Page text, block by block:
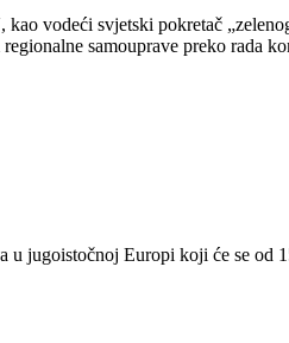
vodeći svjetski pokretač
samouprave preko
u jugoistočnoj Europi koji će se